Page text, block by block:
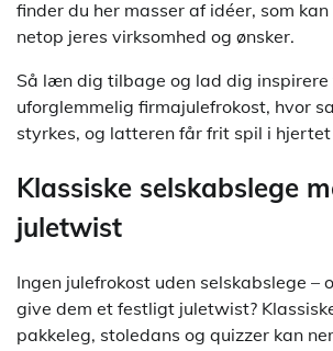
finder du her masser af idéer, som
netop jeres virksomhed og ønsker.
Så læn dig tilbage og lad dig
uforglemmelig firmajulefrokost, hvor
styrkes, og latteren får frit spil i
Klassiske selskabslege
juletwist
Ingen julefrokost uden selskabslege –
give dem et festligt juletwist?
pakkeleg, stoledans og quizzer kan